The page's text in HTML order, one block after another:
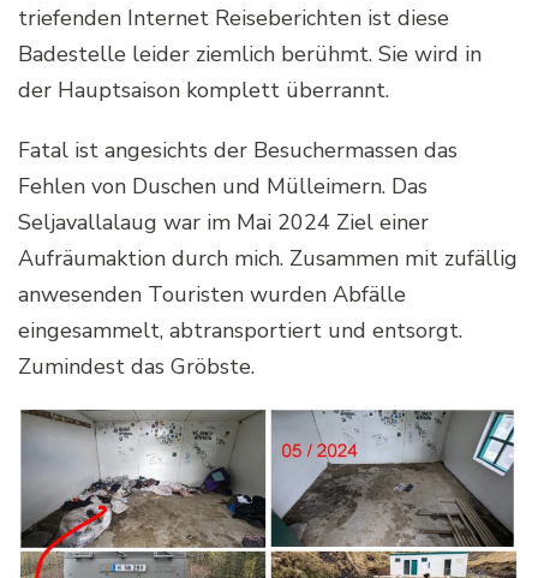
triefenden Internet Reiseberichten ist diese
Badestelle leider ziemlich berühmt. Sie wird in
der Hauptsaison komplett überrannt.
Fatal ist angesichts der Besuchermassen das
Fehlen von Duschen und Mülleimern. Das
Seljavallalaug war im Mai 2024 Ziel einer
Aufräumaktion durch mich. Zusammen mit zufällig
anwesenden Touristen wurden Abfälle
eingesammelt, abtransportiert und entsorgt.
Zumindest das Gröbste.